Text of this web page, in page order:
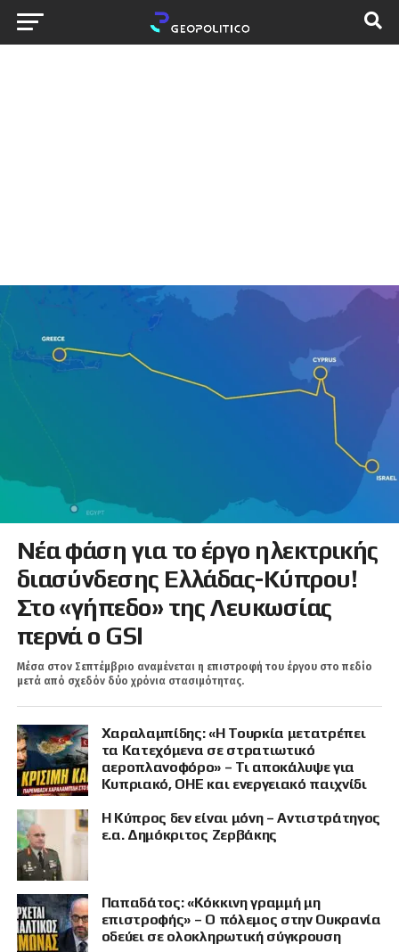
Νέα φάση για το έργο ηλεκτρικής
διασύνδεσης Ελλάδας-Κύπρου!
Στο «γήπεδο» της Λευκωσίας
περνά ο GSI
Μέσα στον Σεπτέμβριο αναμένεται η επιστροφή του έργου στο πεδίο
μετά από σχεδόν δύο χρόνια στασιμότητας.
Χαραλαμπίδης: «Η Τουρκία μετατρέπει
τα Κατεχόμενα σε στρατιωτικό
αεροπλανοφόρο» – Τι αποκάλυψε για
Κυπριακό, ΟΗΕ και ενεργειακό παιχνίδι
Η Κύπρος δεν είναι μόνη – Αντιστράτηγος
ε.α. Δημόκριτος Ζερβάκης
Παπαδάτος: «Κόκκινη γραμμή μη
επιστροφής» – Ο πόλεμος στην Ουκρανία
οδεύει σε ολοκληρωτική σύγκρουση